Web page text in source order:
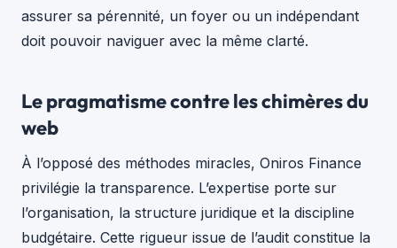
assurer sa pérennité, un foyer ou un indépendant
doit pouvoir naviguer avec la même clarté.
Le pragmatisme contre les chimères du
web
À l’opposé des méthodes miracles, Oniros Finance
privilégie la transparence. L’expertise porte sur
l’organisation, la structure juridique et la discipline
budgétaire. Cette rigueur issue de l’audit constitue la